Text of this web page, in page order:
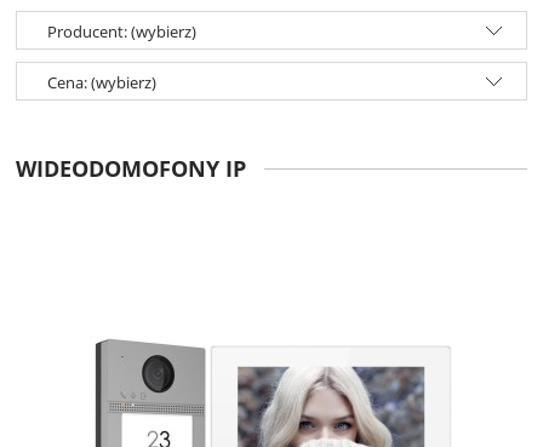
Producent: (wybierz)
Cena: (wybierz)
WIDEODOMOFONY IP